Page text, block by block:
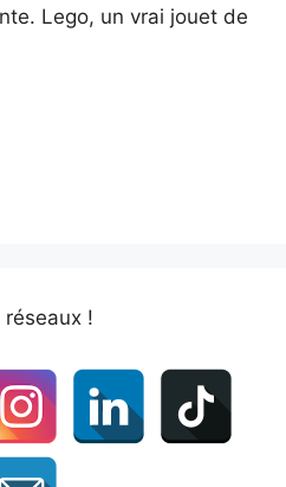
Lego, un vrai jouet de
!